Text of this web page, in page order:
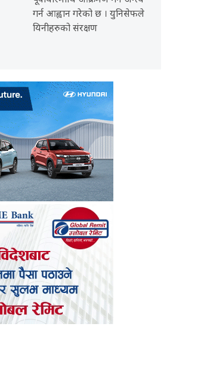
गर्न आह्वान गरेको छ । युनिसेफले
यिनीहरुको संरक्षण